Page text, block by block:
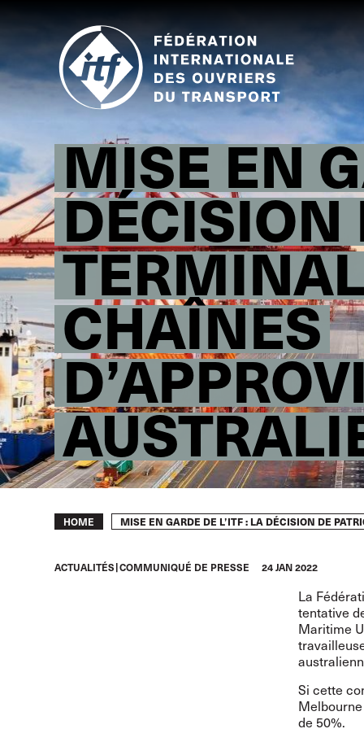
MISE EN
DÉCISION
CHAÎNES
Breadcrumb
HOME MISE EN GARDE DE L’ITF : LA DÉCISION DE
ACTUALITÉS COMMUNIQUÉ DE PRESSE 24 JAN 2022
La
tentative
Maritime
Si cette
de 50%.